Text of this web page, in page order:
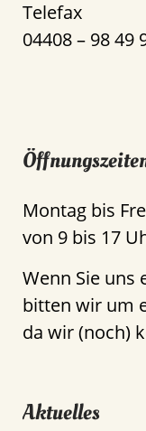
Telefax
04408 – 98 49
Montag bis
von 9 bis 17
Wenn Sie uns
bitten wir um
da wir (noch)
Aktuelles